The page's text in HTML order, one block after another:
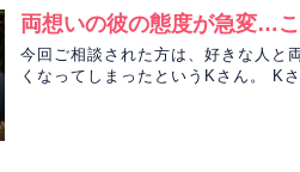
両想いの彼の態度が急変…
今回ご相談された方は、好きな人と
くなってしまったというKさん。 K